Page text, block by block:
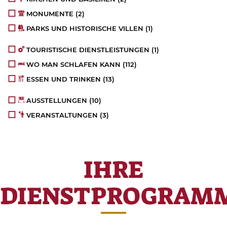
MONUMENTE (2)
PARKS UND HISTORISCHE VILLEN (1)
TOURISTISCHE DIENSTLEISTUNGEN (1)
WO MAN SCHLAFEN KANN (112)
ESSEN UND TRINKEN (13)
AUSSTELLUNGEN (10)
VERANSTALTUNGEN (3)
IHRE